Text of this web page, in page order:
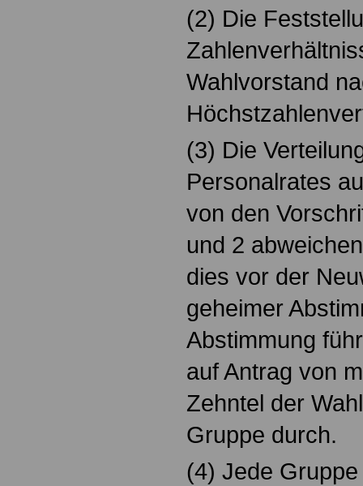
(2) Die
Wahlvorstand
(3) Die
Personalrates
von den
und 2
dies vor der
geheimer
Abstimmung
auf Antrag von
Zehntel der
Gruppe durch.
(4) Jede